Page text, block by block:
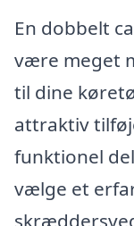
En dobbelt
være meget
til dine
attraktiv
funktionel
vælge et